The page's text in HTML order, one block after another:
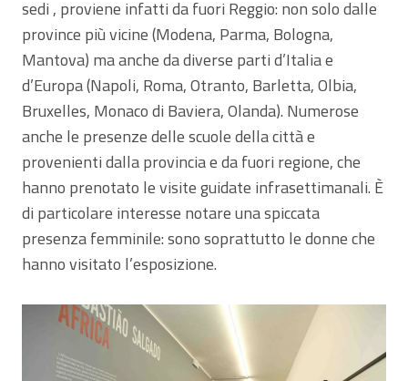
sedi , proviene infatti da fuori Reggio: non solo dalle
province più vicine (Modena, Parma, Bologna,
Mantova) ma anche da diverse parti d’Italia e
d’Europa (Napoli, Roma, Otranto, Barletta, Olbia,
Bruxelles, Monaco di Baviera, Olanda). Numerose
anche le presenze delle scuole della città e
provenienti dalla provincia e da fuori regione, che
hanno prenotato le visite guidate infrasettimanali. È
di particolare interesse notare una spiccata
presenza femminile: sono soprattutto le donne che
hanno visitato l’esposizione.